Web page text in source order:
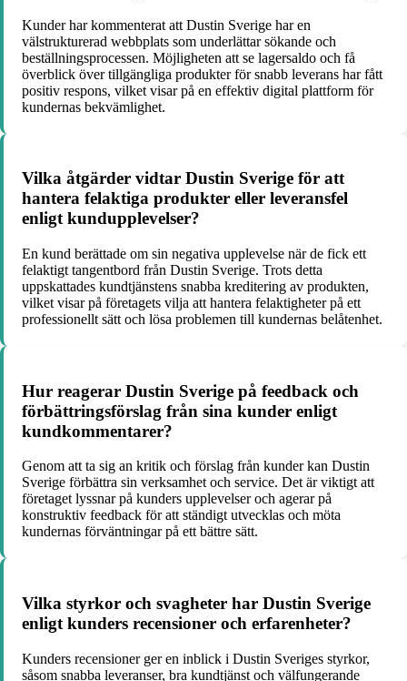
Kunder har kommenterat att Dustin Sverige har en
välstrukturerad webbplats som underlättar sökande och
beställningsprocessen. Möjligheten att se lagersaldo och få
överblick över tillgängliga produkter för snabb leverans har fått
positiv respons, vilket visar på en effektiv digital plattform för
kundernas bekvämlighet.
Vilka åtgärder vidtar Dustin Sverige för att
hantera felaktiga produkter eller leveransfel
enligt kundupplevelser?
En kund berättade om sin negativa upplevelse när de fick ett
felaktigt tangentbord från Dustin Sverige. Trots detta
uppskattades kundtjänstens snabba kreditering av produkten,
vilket visar på företagets vilja att hantera felaktigheter på ett
professionellt sätt och lösa problemen till kundernas belåtenhet.
Hur reagerar Dustin Sverige på feedback och
förbättringsförslag från sina kunder enligt
kundkommentarer?
Genom att ta sig an kritik och förslag från kunder kan Dustin
Sverige förbättra sin verksamhet och service. Det är viktigt att
företaget lyssnar på kunders upplevelser och agerar på
konstruktiv feedback för att ständigt utvecklas och möta
kundernas förväntningar på ett bättre sätt.
Vilka styrkor och svagheter har Dustin Sverige
enligt kunders recensioner och erfarenheter?
Kunders recensioner ger en inblick i Dustin Sveriges styrkor,
såsom snabba leveranser, bra kundtjänst och välfungerande